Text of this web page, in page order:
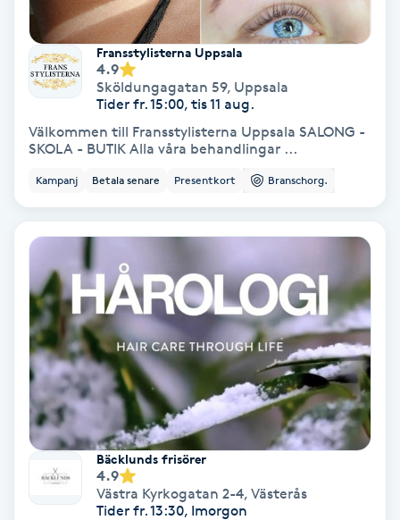
Nagelförlängning gelé
Nagelförlängning glasfiber
Nagelförlängning silke
Nagelförstärkning
Nagelklippning
Nagelsvamp
Nageltrång
Nagelvård
Naglar borttagning
Naglar reparation
Fransstylisterna Uppsala
4.9
Sköldungagatan 59, Uppsala
Tider fr. 15:00, tis 11 aug.
Välkommen till Fransstylisterna Uppsala SALONG -
SKOLA - BUTIK Alla våra behandlingar ...
Kampanj Betala senare Presentkort Branschorg.
Bäcklunds frisörer
4.9
Västra Kyrkogatan 2-4, Västerås
Tider fr. 13:30, Imorgon